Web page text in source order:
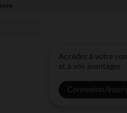
Accédez à votre
et à vos avantages
Connexion/